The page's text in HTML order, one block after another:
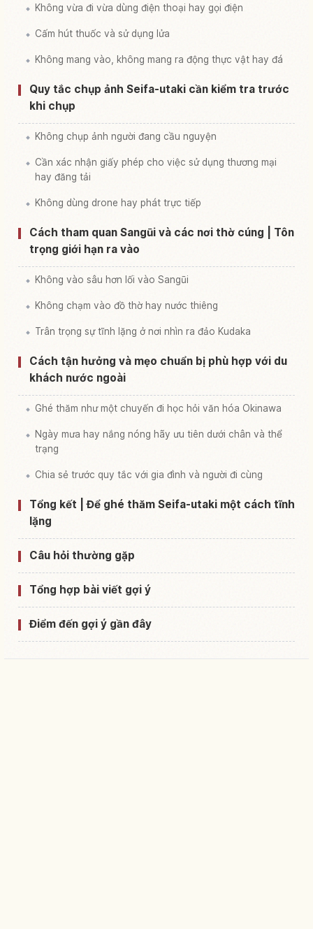
Không vừa đi vừa dùng điện thoại hay gọi điện
Cấm hút thuốc và sử dụng lửa
Không mang vào, không mang ra động thực vật hay đá
Quy tắc chụp ảnh Seifa-utaki cần kiểm tra trước
khi chụp
Không chụp ảnh người đang cầu nguyện
Cần xác nhận giấy phép cho việc sử dụng thương mại
hay đăng tải
Không dùng drone hay phát trực tiếp
Cách tham quan Sangūi và các nơi thờ cúng | Tôn
trọng giới hạn ra vào
Không vào sâu hơn lối vào Sangūi
Không chạm vào đồ thờ hay nước thiêng
Trân trọng sự tĩnh lặng ở nơi nhìn ra đảo Kudaka
Cách tận hưởng và mẹo chuẩn bị phù hợp với du
khách nước ngoài
Ghé thăm như một chuyến đi học hỏi văn hóa Okinawa
Ngày mưa hay nắng nóng hãy ưu tiên dưới chân và thể
trạng
Chia sẻ trước quy tắc với gia đình và người đi cùng
Tổng kết | Để ghé thăm Seifa-utaki một cách tĩnh
lặng
Câu hỏi thường gặp
Tổng hợp bài viết gợi ý
Điểm đến gợi ý gần đây